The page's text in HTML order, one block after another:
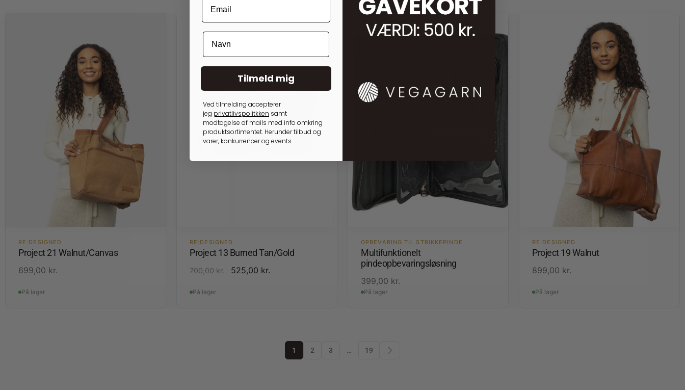
RE:DESIGNED
Project 21 Walnut/Canvas
699,00 kr.
På lager
RE:DESIGNED
Project 13 Burned Tan/Gold
700,00kr. 525,00 kr.
På lager
OPBEVARING TIL STRIKKEPINDE
Multifunktionelt
pindeopbevaringsløsning
399,00 kr.
På lager
RE:DESIGNED
Project 19 Walnut
899,00 kr.
På lager
1 2 3 … 19
Tilmeld mig
Ved tilmelding accepterer
jeg privatlivspolitkken samt
modtagelse af mails med info omkring
produktsortimentet. Herunder tilbud og
varer, konkurrencer og events.